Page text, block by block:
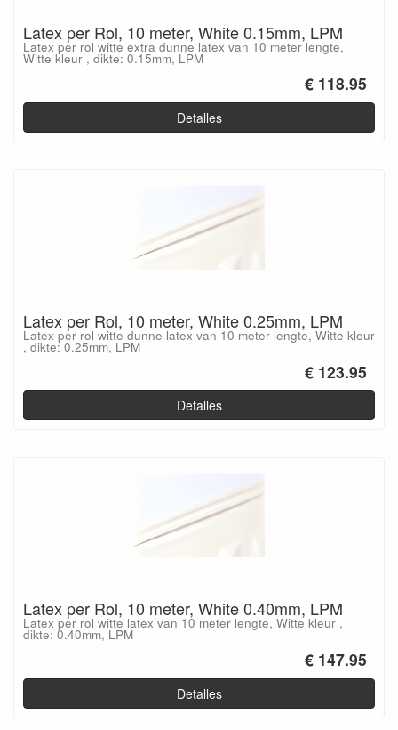
Latex per Rol, 10 meter, White 0.15mm, LPM
Latex per rol witte extra dunne latex van 10 meter lengte,
Witte kleur , dikte: 0.15mm, LPM
€ 118.95
Detalles
Latex per Rol, 10 meter, White 0.25mm, LPM
Latex per rol witte dunne latex van 10 meter lengte, Witte kleur
, dikte: 0.25mm, LPM
€ 123.95
Detalles
Latex per Rol, 10 meter, White 0.40mm, LPM
Latex per rol witte latex van 10 meter lengte, Witte kleur ,
dikte: 0.40mm, LPM
€ 147.95
Detalles